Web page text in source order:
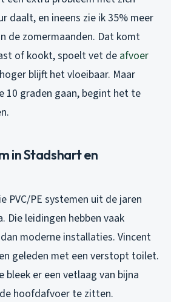
daalt, en ineens zie ik 35% meer
de zomermaanden. Dat komt
of kookt, spoelt vet de afvoer
blijft het vloeibaar. Maar
10 graden gaan, begint het te
in Stadshart en
PVC/PE systemen uit de jaren
Die leidingen hebben vaak
moderne installaties. Vincent
geleden met een verstopt toilet.
bleek er een vetlaag van bijna
hoofdafvoer te zitten.